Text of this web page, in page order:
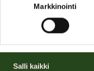
Markkinointi
Salli kaikki